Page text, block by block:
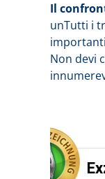
Il
unTutti i
Non devi